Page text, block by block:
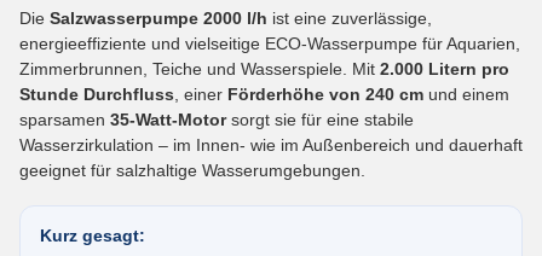
Die Salzwasserpumpe 2000 l/h ist eine zuverlässige,
energieeffiziente und vielseitige ECO-Wasserpumpe für Aquarien,
Zimmerbrunnen, Teiche und Wasserspiele. Mit 2.000 Litern pro
Stunde Durchfluss , einer Förderhöhe von 240 cm und einem
sparsamen 35-Watt-Motorsorgt sie für eine stabile
Wasserzirkulation – im Innen- wie im Außenbereich und dauerhaft
geeignet für salzhaltige Wasserumgebungen.
Kurz gesagt: